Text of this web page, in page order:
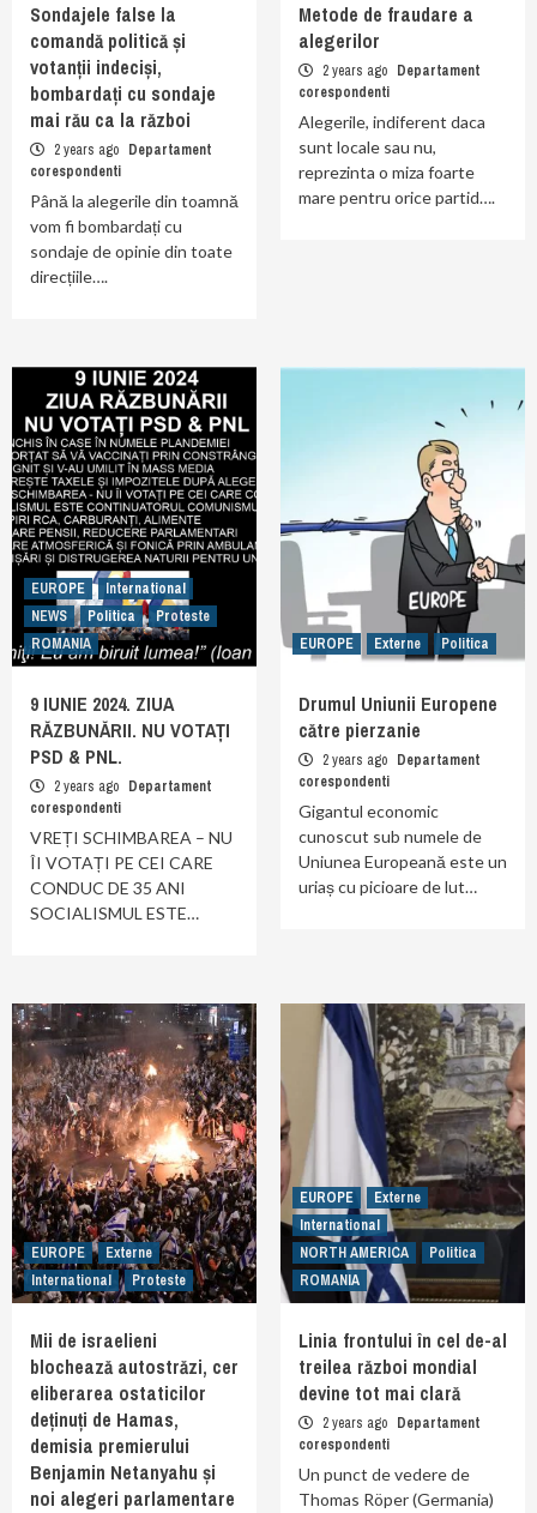
Sondajele false la
comandă politică și
votanții indeciși,
bombardați cu sondaje
mai rău ca la război
2 years ago Departament
corespondenti
Până la alegerile din toamnă
vom fi bombardați cu
sondaje de opinie din toate
direcțiile….
Metode de fraudare a
alegerilor
2 years ago Departament
corespondenti
Alegerile, indiferent daca
sunt locale sau nu,
reprezinta o miza foarte
mare pentru orice partid….
EUROPE
International
NEWS
Politica
Proteste
ROMANIA
9 IUNIE 2024. ZIUA
RĂZBUNĂRII. NU VOTAȚI
PSD & PNL.
2 years ago Departament
corespondenti
VREȚI SCHIMBAREA – NU
ÎI VOTAȚI PE CEI CARE
CONDUC DE 35 ANI
SOCIALISMUL ESTE…
EUROPE Externe Politica
Drumul Uniunii Europene
către pierzanie
2 years ago Departament
corespondenti
Gigantul economic
cunoscut sub numele de
Uniunea Europeană este un
uriaș cu picioare de lut…
EUROPE
Externe
International
Proteste
Mii de israelieni
blochează autostrăzi, cer
eliberarea ostaticilor
deținuți de Hamas,
demisia premierului
Benjamin Netanyahu și
noi alegeri parlamentare
EUROPE
Externe
International
NORTH AMERICA
Politica
ROMANIA
Linia frontului în cel de-al
treilea război mondial
devine tot mai clară
2 years ago Departament
corespondenti
Un punct de vedere de
Thomas Röper (Germania)